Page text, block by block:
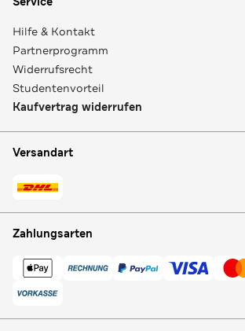
Hilfe & Kontakt
Partnerprogramm
Widerrufsrecht
Studentenvorteil
Kaufvertrag widerrufen
Versandart
Zahlungsarten